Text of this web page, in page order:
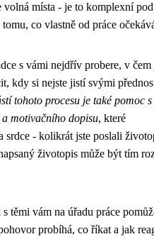
volná místa - je to komplexní
co vlastně od práce
s vámi nejdřív probere, v čem
kdy si nejste jistí svými
tohoto procesu je také pomoc s
motivačního dopisu, které
srdce - kolikrát jste poslali
životopis může být tím
těmi vám na úřadu práce
probíhá, co říkat a jak